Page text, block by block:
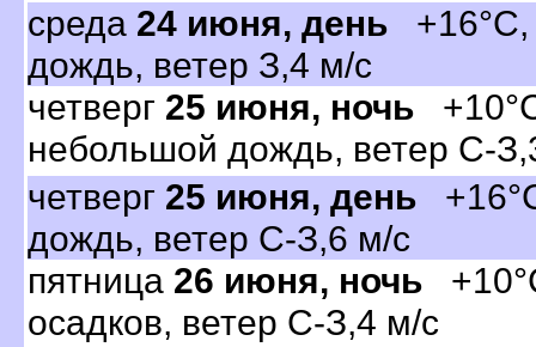
среда 24 июня, день
дождь, ветер З,4 м/с
четвер 25 июня, ночь
небольшой дождь, ветер С-
четвер 25 июня, день
дождь, ветер С-З,6 м/с
пятница 26 июня, ночь
осадков, ветер С-З,4 м/с